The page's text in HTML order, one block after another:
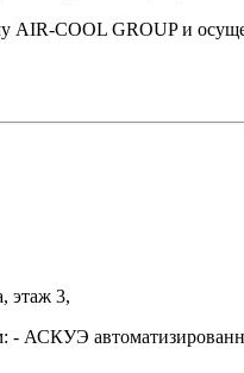
COOL GROUP и
этаж 3,